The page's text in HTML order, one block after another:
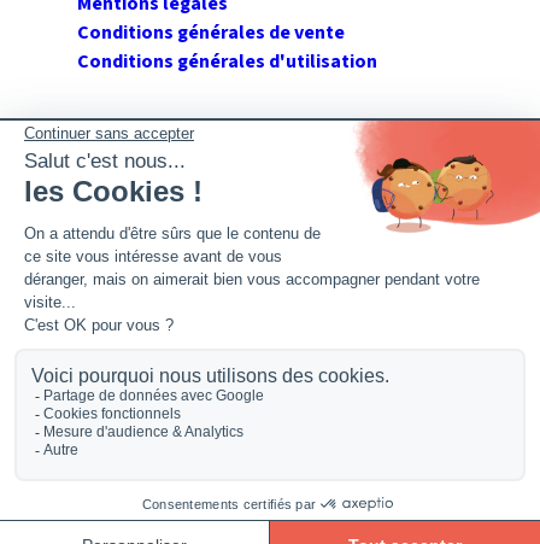
Conditions générales de vente
Conditions générales d'utilisation
SUIVEZ GERANT DE SARL
Twitter
Facebook
Montpellier. Siret : 394 264 709 00020. R.C.S. Montpellier.